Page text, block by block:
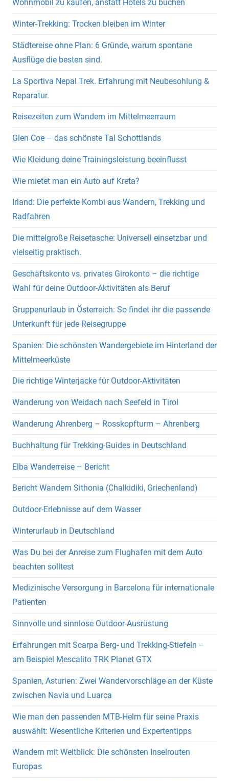
Wohnmobil zu kaufen, anstatt Hotels zu buchen
Winter-Trekking: Trocken bleiben im Winter
Städtereise ohne Plan: 6 Gründe, warum spontane
Ausflüge die besten sind.
La Sportiva Nepal Trek. Erfahrung mit Neubesohlung &
Reparatur.
Reisezeiten zum Wandern im Mittelmeerraum
Glen Coe – das schönste Tal Schottlands
Wie Kleidung deine Trainingsleistung beeinflusst
Wie mietet man ein Auto auf Kreta?
Irland: Die perfekte Kombi aus Wandern, Trekking und
Radfahren
Die mittelgroße Reisetasche: Universell einsetzbar und
vielseitig praktisch.
Geschäftskonto vs. privates Girokonto – die richtige
Wahl für deine Outdoor-Aktivitäten als Beruf
Gruppenurlaub in Österreich: So findet ihr die passende
Unterkunft für jede Reisegruppe
Spanien: Die schönsten Wandergebiete im Hinterland der
Mittelmeerküste
Die richtige Winterjacke für Outdoor-Aktivitäten
Wanderung von Weidach nach Seefeld in Tirol
Wanderung Ahrenberg – Rosskopfturm – Ahrenberg
Buchhaltung für Trekking-Guides in Deutschland
Elba Wanderreise – Bericht
Bericht Wandern Sithonia (Chalkidiki, Griechenland)
Outdoor-Erlebnisse auf dem Wasser
Winterurlaub in Deutschland
Was Du bei der Anreise zum Flughafen mit dem Auto
beachten solltest
Medizinische Versorgung in Barcelona für internationale
Patienten
Sinnvolle und sinnlose Outdoor-Ausrüstung
Erfahrungen mit Scarpa Berg- und Trekking-Stiefeln –
am Beispiel Mescalito TRK Planet GTX
Spanien, Asturien: Zwei Wandervorschläge an der Küste
zwischen Navia und Luarca
Wie man den passenden MTB-Helm für seine Praxis
auswählt: Wesentliche Kriterien und Expertentipps
Wandern mit Weitblick: Die schönsten Inselrouten
Europas